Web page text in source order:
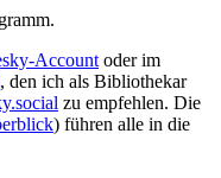
Account oder im
, den ich als Bibliothekar
zu empfehlen. Die
) führen alle in die